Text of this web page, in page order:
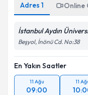
Adres 1 Online
İstanbul Aydın
Beşyol, İnönü Cd. No:38
En Yakın Saatler
11 Ağu
09:00
11